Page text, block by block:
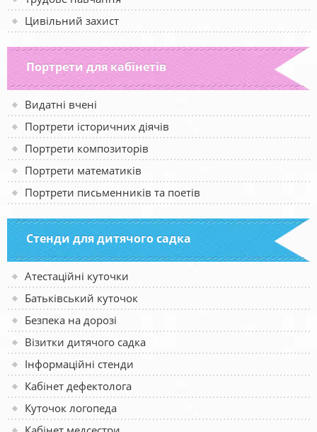
Цивільний захист
Портрети для кабінетів
Видатні вчені
Портрети історичних діячів
Портрети композиторів
Портрети математиків
Портрети письменників та поетів
Стенди для дитячого садка
Атестаційні куточки
Батьківський куточок
Безпека на дорозі
Візитки дитячого садка
Інформаційні стенди
Кабінет дефектолога
Куточок логопеда